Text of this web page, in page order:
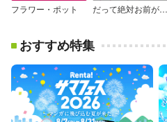
フラワー・ポット だって絶対お前が悪い【電子限定かきおろし漫画付】
おすすめ特集